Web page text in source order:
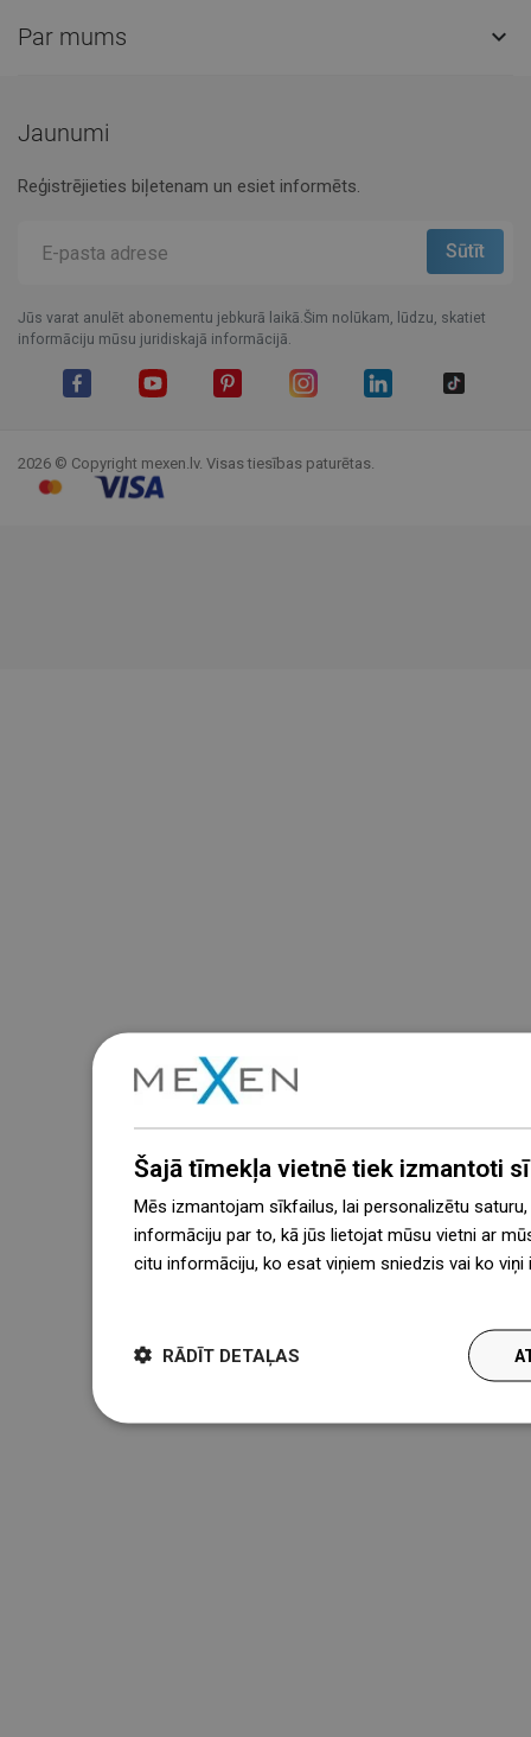
Par mums 
Jaunumi
Reģistrējieties biļetenam un esiet informēts.
Jūs varat anulēt abonementu jebkurā laikā.Šim nolūkam, lūdzu, skatiet
informāciju mūsu juridiskajā informācijā.
2026 © Copyright mexen.lv. Visas tiesības paturētas.
Šajā tīmekļa vietnē tiek izmantoti
Mēs izmantojam sīkfailus, lai personalizētu
informāciju par to, kā jūs lietojat mūsu vietni ar
citu informāciju, ko esat viņiem sniedzis vai ko
RĀDĪT DETAĻAS